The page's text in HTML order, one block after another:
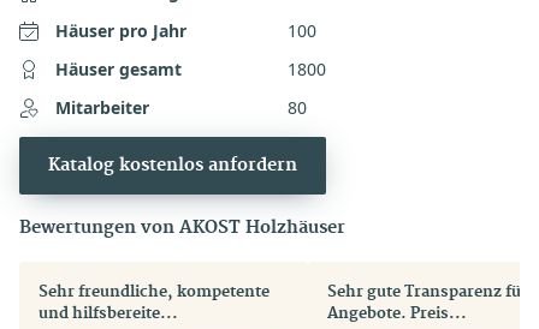
Häuser pro Jahr
100
Häuser gesamt
1800
Mitarbeiter
80
Katalog kostenlos anfordern
Bewertungen von AKOST Holzhäuser
Sehr freundliche, kompetente
und hilfsbereite...
Sehr gute Transparenz für
Angebote. Preis...